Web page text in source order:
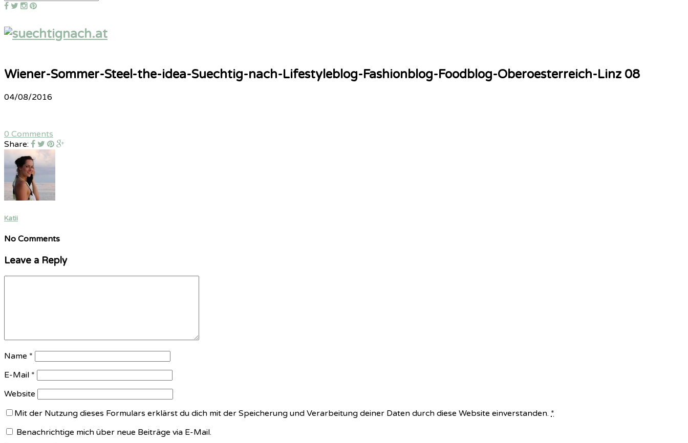
Wiener-Sommer-Steel-the-idea-Suechtig-nach-Lifestyleblog-Fashionblog-Foodblog-Oberoesterreich-Linz 08
04/08/2016
0 Comments
Share:
Katii
No Comments
Leave a Reply
Name *
E-Mail *
Website
Mit der Nutzung dieses Formulars erklärst du dich mit der Speicherung und Verarbeitung deiner Daten durch diese Website einverstanden. *
Benachrichtige mich über neue Beiträge via E-Mail.